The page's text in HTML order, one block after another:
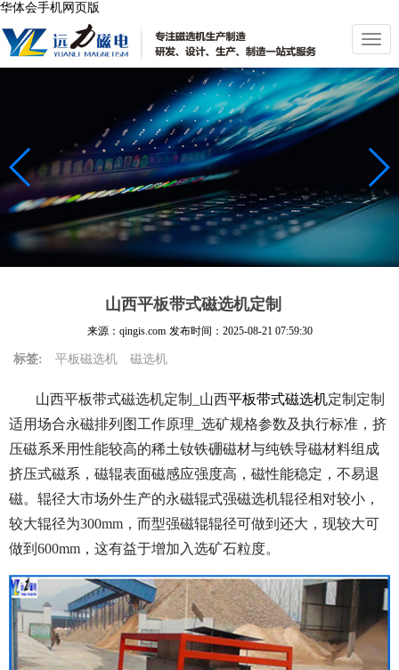
华体会手机网页版
切
换
导
航
山西平板带式磁选机定制
来源：qingis.com 发布时间： 2025-08-21 07:59:30
标签: 平板磁选机 磁选机
山西平板带式磁选机定制_山西平板带式磁选机定制定制
适用场合永磁排列图工作原理_选矿规格参数及执行标准，挤
压磁系釆用性能较高的稀土钕铁硼磁材与纯铁导磁材料组成
挤压式磁系，磁辊表面磁感应强度高，磁性能稳定，不易退
磁。辊径大市场外生产的永磁辊式强磁选机辊径相对较小，
较大辊径为300mm，而型强磁辊辊径可做到还大，现较大可
做到600mm，这有益于增加入选矿石粒度。